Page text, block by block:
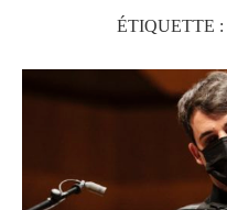
ÉTIQUETTE :